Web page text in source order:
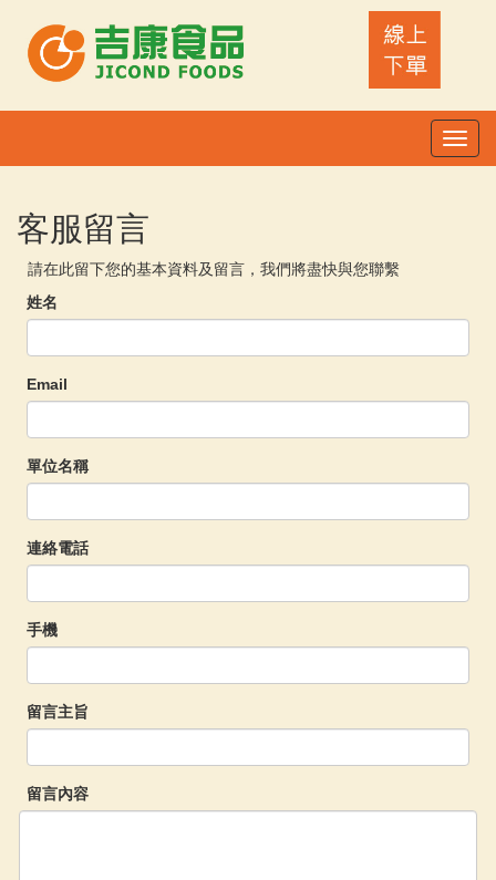
客服留言
請在此留下您的基本資料及留言，我們將盡快與您聯繫
姓名
Email
單位名稱
連絡電話
手機
留言主旨
留言內容